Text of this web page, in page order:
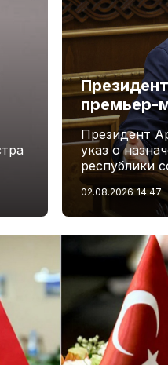
премьер-
Президент
указ о
республики
02.08.2026 14:47